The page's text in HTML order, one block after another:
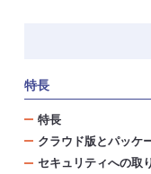
特長
特長
クラウド版とパッケ
セキュリティへの取